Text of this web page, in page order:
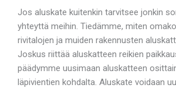
Jos aluskate kuitenkin tarvitsee jonkin
yhteyttä meihin. Tiedämme, miten
rivitalojen ja muiden rakennusten
Joskus riittää aluskatteen reikien
päädymme uusimaan aluskatteen
läpivientien kohdalta. Aluskate voidaan